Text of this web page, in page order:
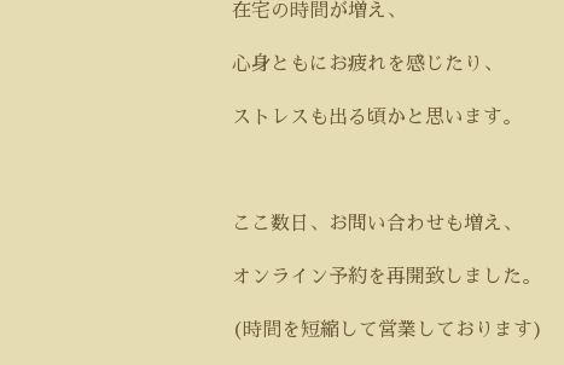
在宅の時間が増え、
心身ともにお疲れを感じたり、
ストレスも出る頃かと思います。
ここ数日、お問い合わせも増え、
オンライン予約を再開致しました。
( 時間を短縮して営業しております)